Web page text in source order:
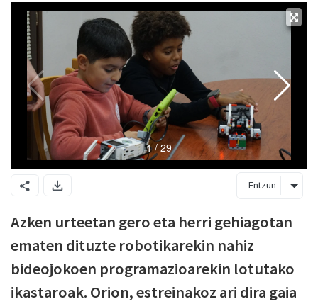
Entzun
Azken urteetan gero eta herri gehiagotan
ematen dituzte robotikarekin nahiz
bideojokoen programazioarekin lotutako
ikastaroak. Orion, estreinakoz ari dira gaia